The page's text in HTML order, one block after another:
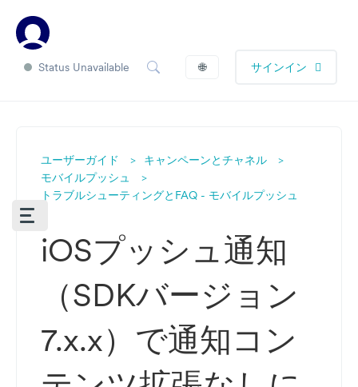
Status Unavailable 🌐 サインイン
ユーザーガイド
キャンペーンとチャネル
モバイルプッシュ
トラブルシューティングとFAQ - モバイルプッシュ
iOSプッシュ通知
（SDKバージョン
7.x.x）で通知コン